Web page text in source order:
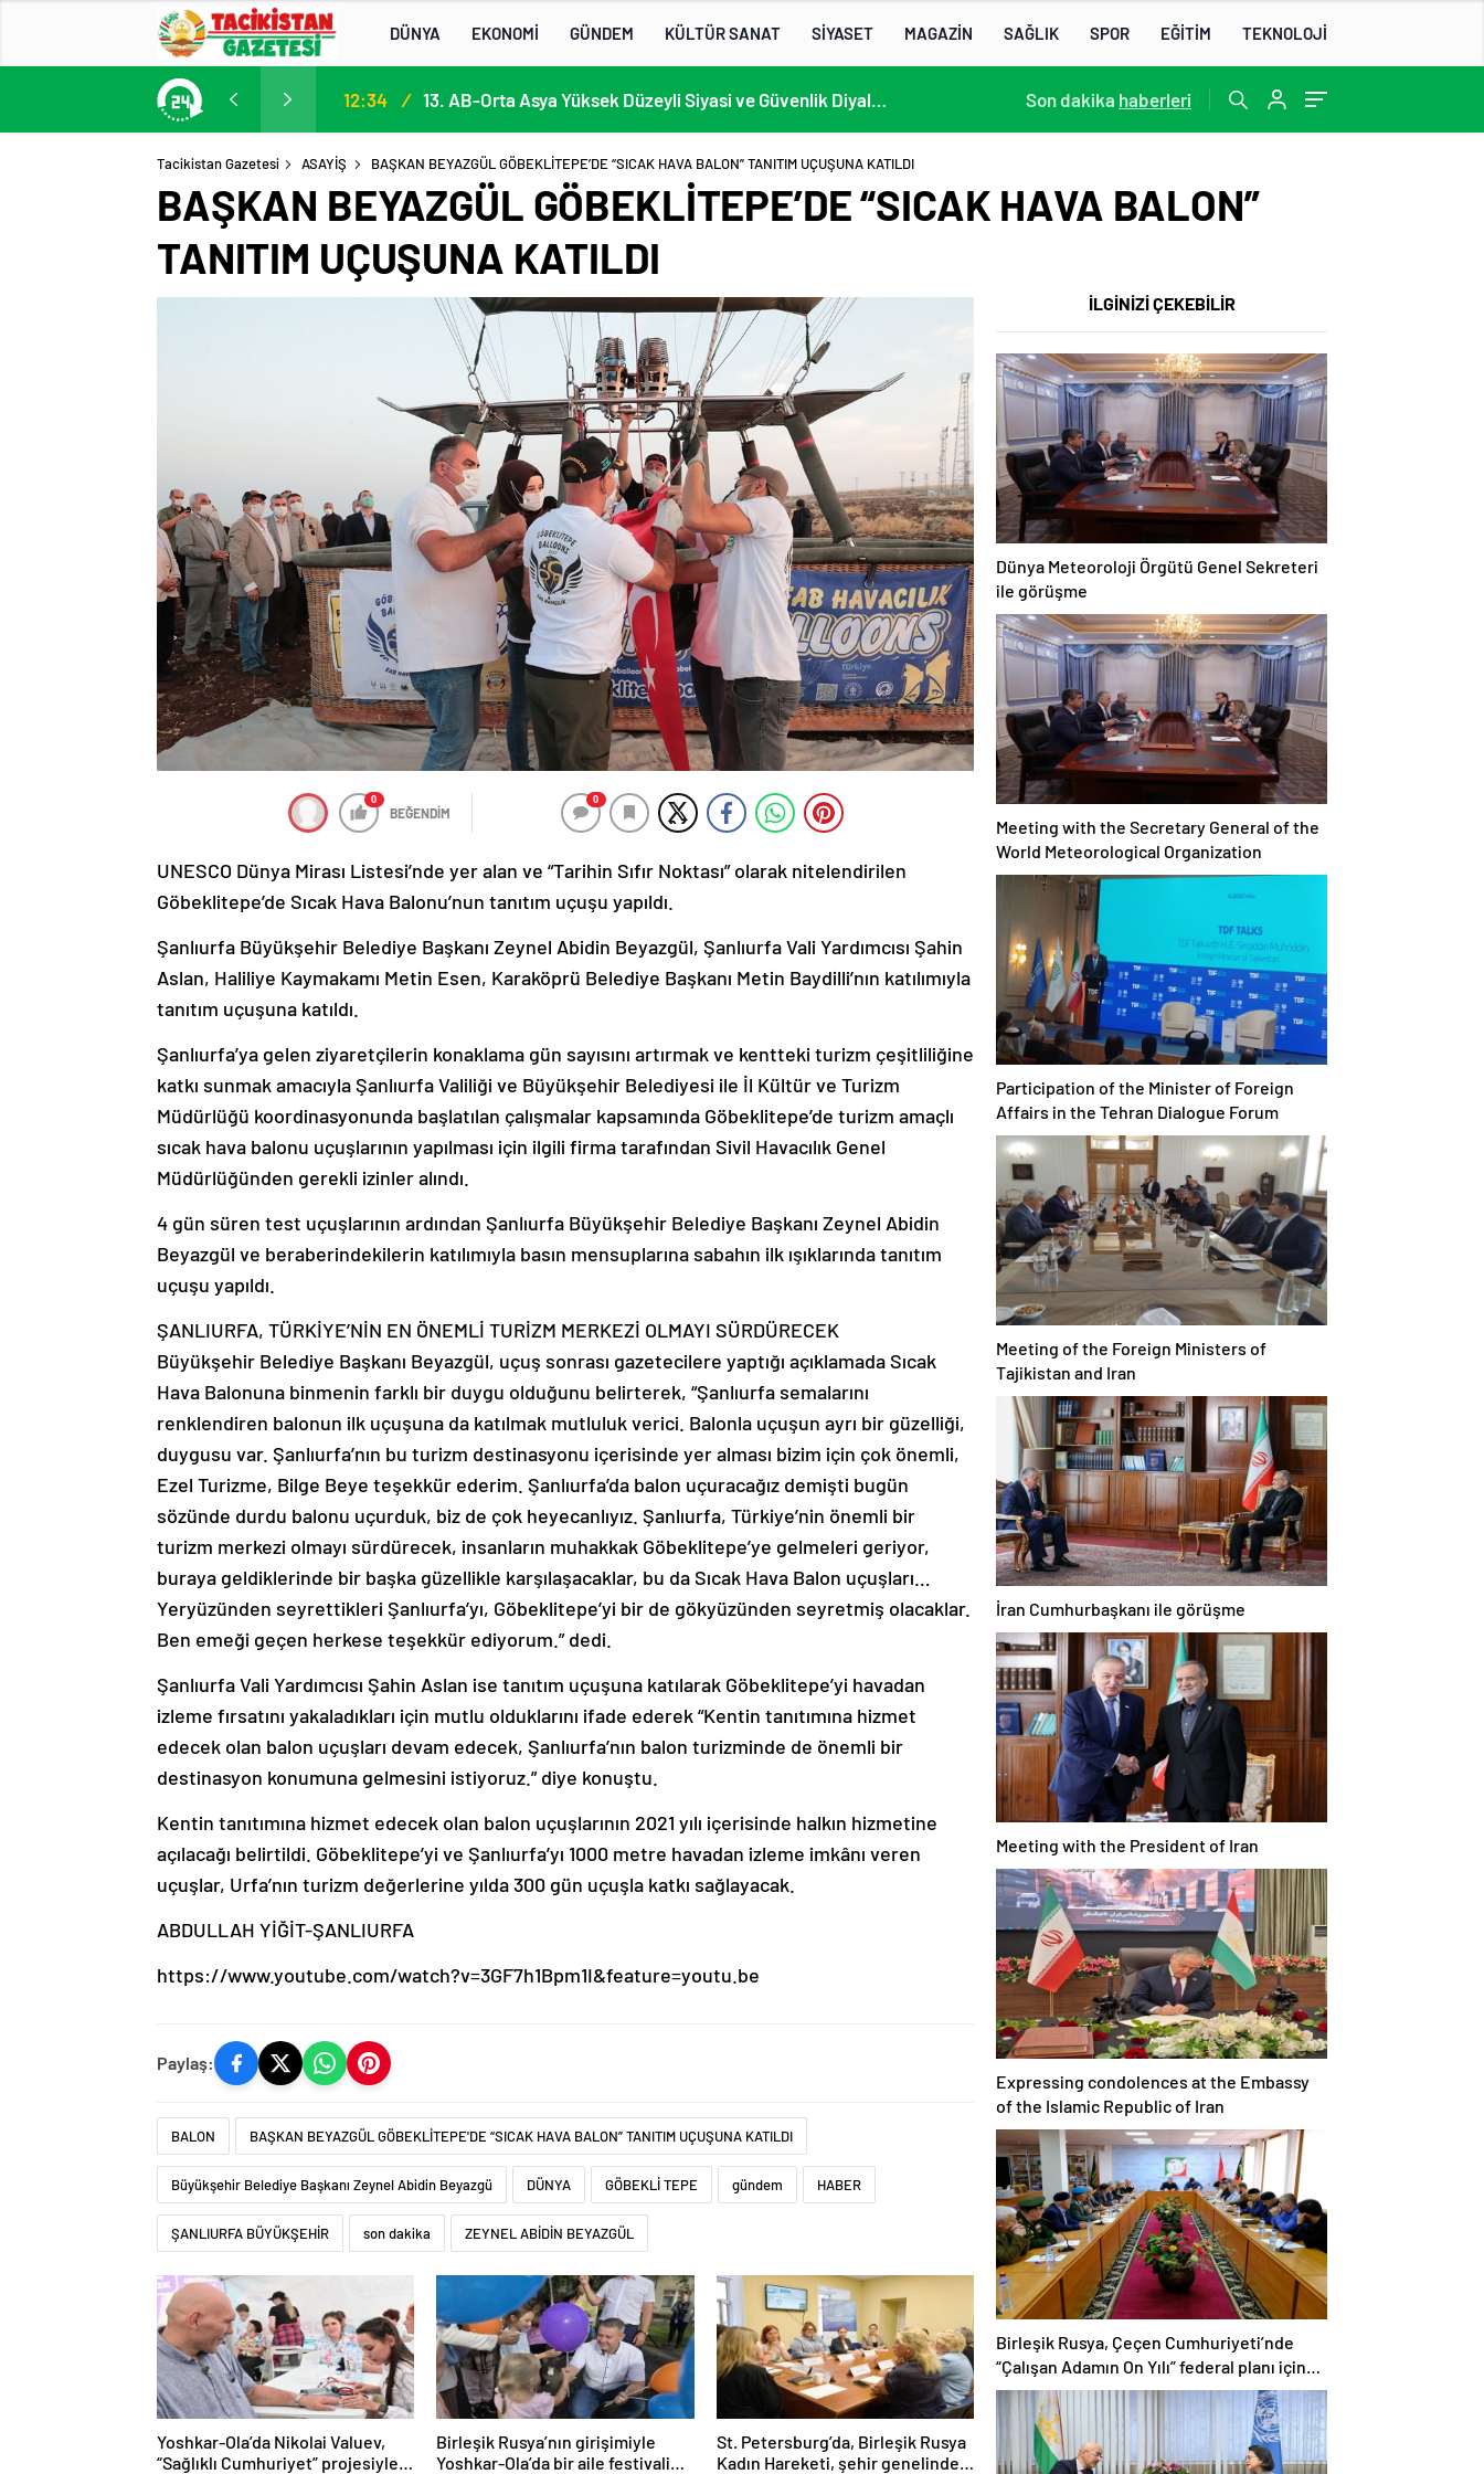
DÜNYA EKONOMİ GÜNDEM KÜLTÜR SANAT SİYASET MAGAZİN SAĞLIK SPOR EĞİTİM TEKNOLOJİ
13. AB-Orta Asya Yüksek Düzeyli Siyasi ve Güvenlik Diyaloğuna Katılım 13:22 / KÜLTÜRLERİN NOTALARLA BULUŞTUĞU YER: MİMOZA’M KAFE’DE DOSTLUK RÜZGARI! 22:07 /
Son dakika haberleri
Tacikistan Gazetesi ASAYİŞ BAŞKAN BEYAZGÜL GÖBEKLİTEPE’DE “SICAK HAVA BALON” TANITIM UÇUŞUNA KATILDI
BAŞKAN BEYAZGÜL GÖBEKLİTEPE’DE “SICAK HAVA BALON”
TANITIM UÇUŞUNA KATILDI
0
BEĞENDİM
0
UNESCO Dünya Mirası Listesi’nde yer alan ve “Tarihin Sıfır Noktası” olarak nitelendirilen
Göbeklitepe’de Sıcak Hava Balonu’nun tanıtım uçuşu yapıldı.
Şanlıurfa Büyükşehir Belediye Başkanı Zeynel Abidin Beyazgül, Şanlıurfa Vali Yardımcısı Şahin
Aslan, Haliliye Kaymakamı Metin Esen, Karaköprü Belediye Başkanı Metin Baydilli’nın katılımıyla
tanıtım uçuşuna katıldı.
Şanlıurfa’ya gelen ziyaretçilerin konaklama gün sayısını artırmak ve kentteki turizm çeşitliliğine
katkı sunmak amacıyla Şanlıurfa Valiliği ve Büyükşehir Belediyesi ile İl Kültür ve Turizm
Müdürlüğü koordinasyonunda başlatılan çalışmalar kapsamında Göbeklitepe’de turizm amaçlı
sıcak hava balonu uçuşlarının yapılması için ilgili firma tarafından Sivil Havacılık Genel
Müdürlüğünden gerekli izinler alındı.
4 gün süren test uçuşlarının ardından Şanlıurfa Büyükşehir Belediye Başkanı Zeynel Abidin
Beyazgül ve beraberindekilerin katılımıyla basın mensuplarına sabahın ilk ışıklarında tanıtım
uçuşu yapıldı.
ŞANLIURFA, TÜRKİYE’NİN EN ÖNEMLİ TURİZM MERKEZİ OLMAYI SÜRDÜRECEK
Büyükşehir Belediye Başkanı Beyazgül, uçuş sonrası gazetecilere yaptığı açıklamada Sıcak
Hava Balonuna binmenin farklı bir duygu olduğunu belirterek, “Şanlıurfa semalarını
renklendiren balonun ilk uçuşuna da katılmak mutluluk verici. Balonla uçuşun ayrı bir güzelliği,
duygusu var. Şanlıurfa’nın bu turizm destinasyonu içerisinde yer alması bizim için çok önemli,
Ezel Turizme, Bilge Beye teşekkür ederim. Şanlıurfa’da balon uçuracağız demişti bugün
sözünde durdu balonu uçurduk, biz de çok heyecanlıyız. Şanlıurfa, Türkiye’nin önemli bir
turizm merkezi olmayı sürdürecek, insanların muhakkak Göbeklitepe’ye gelmeleri geriyor,
buraya geldiklerinde bir başka güzellikle karşılaşacaklar, bu da Sıcak Hava Balon uçuşları…
Yeryüzünden seyrettikleri Şanlıurfa’yı, Göbeklitepe’yi bir de gökyüzünden seyretmiş olacaklar.
Ben emeği geçen herkese teşekkür ediyorum.” dedi.
Şanlıurfa Vali Yardımcısı Şahin Aslan ise tanıtım uçuşuna katılarak Göbeklitepe’yi havadan
izleme fırsatını yakaladıkları için mutlu olduklarını ifade ederek “Kentin tanıtımına hizmet
edecek olan balon uçuşları devam edecek, Şanlıurfa’nın balon turizminde de önemli bir
destinasyon konumuna gelmesini istiyoruz.” diye konuştu.
Kentin tanıtımına hizmet edecek olan balon uçuşlarının 2021 yılı içerisinde halkın hizmetine
açılacağı belirtildi. Göbeklitepe’yi ve Şanlıurfa’yı 1000 metre havadan izleme imkânı veren
uçuşlar, Urfa’nın turizm değerlerine yılda 300 gün uçuşla katkı sağlayacak.
ABDULLAH YİĞİT-ŞANLIURFA
https://www.youtube.com/watch?v=3GF7h1Bpm1I&feature=youtu.be
Paylaş:
BALON BAŞKAN BEYAZGÜL GÖBEKLİTEPE'DE “SICAK HAVA BALON” TANITIM UÇUŞUNA KATILDI
Büyükşehir Belediye Başkanı Zeynel Abidin Beyazgü DÜNYA GÖBEKLİ TEPE gündem HABER
ŞANLIURFA BÜYÜKŞEHİR son dakika ZEYNEL ABİDİN BEYAZGÜL
Yoshkar-Ola’da Nikolai Valuev,
“Sağlıklı Cumhuriyet” projesiyle
Birleşik Rusya’nın girişimiyle
Yoshkar-Ola’da bir aile festivali
St. Petersburg’da, Birleşik Rusya
Kadın Hareketi, şehir genelinde
İLGİNİZİ ÇEKEBİLİR
Dünya Meteoroloji Örgütü Genel Sekreteri
ile görüşme
Meeting with the Secretary General of the
World Meteorological Organization
Participation of the Minister of Foreign
Affairs in the Tehran Dialogue Forum
Meeting of the Foreign Ministers of
Tajikistan and Iran
İran Cumhurbaşkanı ile görüşme
Meeting with the President of Iran
Expressing condolences at the Embassy
of the Islamic Republic of Iran
Birleşik Rusya, Çeçen Cumhuriyeti’nde
“Çalışan Adamın On Yılı” federal planı için
bir dizi öneri düzenledi